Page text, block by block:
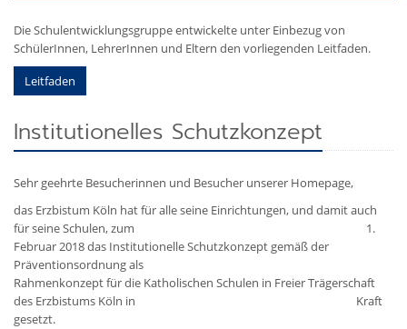
Die Schulentwicklungsgruppe entwickelte unter Einbezug von
SchülerInnen, LehrerInnen und Eltern den vorliegenden Leitfaden.
Leitfaden
Institutionelles Schutzkonzept
Sehr geehrte Besucherinnen und Besucher unserer Homepage,
das Erzbistum Köln hat für alle seine Einrichtungen, und damit auch
für seine Schulen, zum 1.
Februar 2018 das Institutionelle Schutzkonzept gemäß der
Präventionsordnung als
Rahmenkonzept für die Katholischen Schulen in Freier Trägerschaft
des Erzbistums Köln in Kraft
gesetzt.